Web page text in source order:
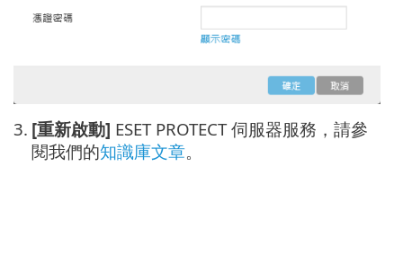
3. [重新啟動] ESET PROTECT 伺服器服務，請參
閱我們的知識庫文章。